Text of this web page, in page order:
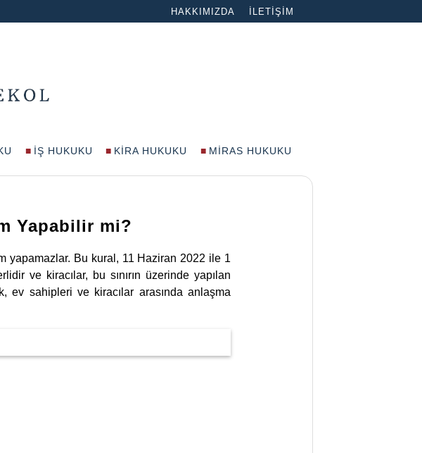
HAKKIMIZDA İLETIŞIM
İŞ HUKUKU KIRA HUKUKU MIRAS HUKUKU
Yapabilir mi?
yapamazlar. Bu kural, 11 Haziran 2022 ile 1
ve kiracılar, bu sınırın üzerinde yapılan
ev sahipleri ve kiracılar arasında anlaşma